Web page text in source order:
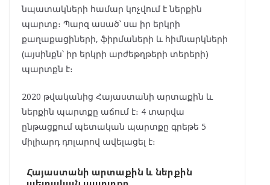
նպատակների համար կոչվում է ներքին
պարտք։ Պարզ ասած՝ սա իր երկրի
քաղաքացիների, ֆիրմաների և հիմնարկների
(այսինքն՝ իր երկրի արժեթղթերի տերերի)
պարտքն է։
2020 թվականից Հայաստանի արտաքին և
ներքին պարտքը աճում է։ 4 տարվա
ընթացքում պետական պարտքը գրեթե 5
միլիարդ դոլարով ավելացել է։